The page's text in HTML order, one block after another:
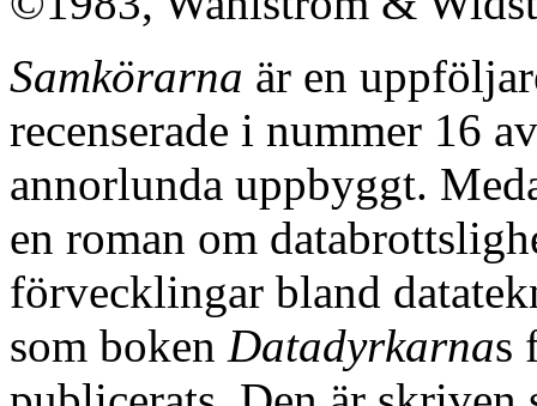
Samkörarna är en
recenserade i nummer 16
annorlunda uppbyggt.
en roman om
förvecklingar bland
som boken Datadyrkarnas